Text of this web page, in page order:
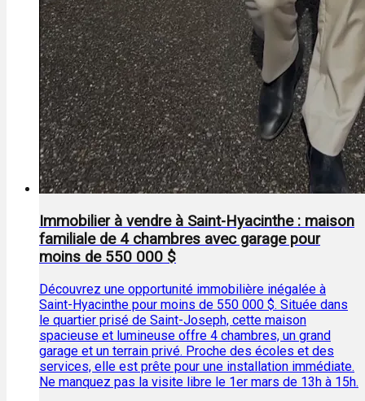
Immobilier à vendre à Saint-Hyacinthe : maison
familiale de 4 chambres avec garage pour
moins de 550 000 $
Découvrez une opportunité immobilière inégalée à
Saint-Hyacinthe pour moins de 550 000 $. Située dans
le quartier prisé de Saint-Joseph, cette maison
spacieuse et lumineuse offre 4 chambres, un grand
garage et un terrain privé. Proche des écoles et des
services, elle est prête pour une installation immédiate.
Ne manquez pas la visite libre le 1er mars de 13h à 15h.